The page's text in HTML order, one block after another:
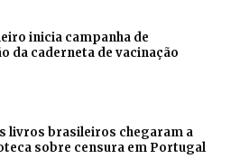
inicia campanha de
da caderneta de vacinação
livros brasileiros chegaram a
sobre censura em Portugal